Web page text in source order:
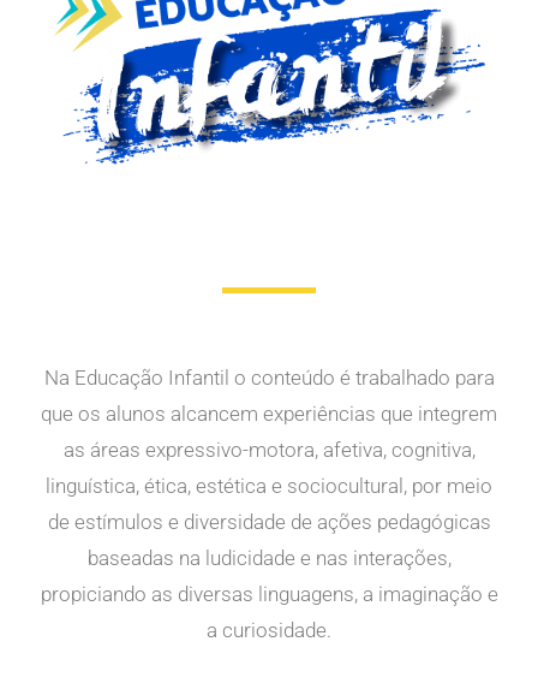
Na Educação Infantil o conteúdo é trabalhado para
que os alunos alcancem experiências que integrem
as áreas expressivo-motora, afetiva, cognitiva,
linguística, ética, estética e sociocultural, por meio
de estímulos e diversidade de ações pedagógicas
baseadas na ludicidade e nas interações,
propiciando as diversas linguagens, a imaginação e
a curiosidade.​